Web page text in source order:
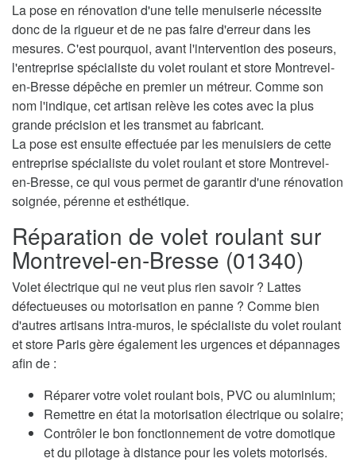
La pose en rénovation d'une telle menuiserie nécessite
donc de la rigueur et de ne pas faire d'erreur dans les
mesures. C'est pourquoi, avant l'intervention des poseurs,
l'entreprise spécialiste du volet roulant et store Montrevel-
en-Bresse dépêche en premier un métreur. Comme son
nom l'indique, cet artisan relève les cotes avec la plus
grande précision et les transmet au fabricant.
La pose est ensuite effectuée par les menuisiers de cette
entreprise spécialiste du volet roulant et store Montrevel-
en-Bresse, ce qui vous permet de garantir d'une rénovation
soignée, pérenne et esthétique.
Réparation de volet roulant sur
Montrevel-en-Bresse (01340)
Volet électrique qui ne veut plus rien savoir ? Lattes
défectueuses ou motorisation en panne ? Comme bien
d'autres artisans intra-muros, le spécialiste du volet roulant
et store Paris gère également les urgences et dépannages
afin de :
Réparer votre volet roulant bois, PVC ou aluminium;
Remettre en état la motorisation électrique ou solaire;
Contrôler le bon fonctionnement de votre domotique
et du pilotage à distance pour les volets motorisés.